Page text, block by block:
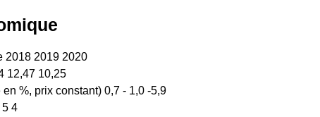
2018 2019 2020
12,47 10,25
%, prix constant) 0,7 - 1,0 -5,9
5 4